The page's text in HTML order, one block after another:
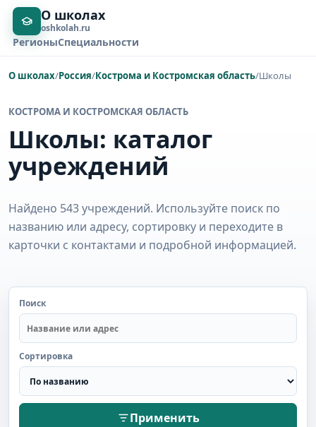
О школах
oshkolah.ru
РегионыСпециальности
О школах/Россия/Кострома и Костромская область/Школы
КОСТРОМА И КОСТРОМСКАЯ ОБЛАСТЬ
Школы: каталог
учреждений
Найдено 543 учреждений. Используйте поиск по
названию или адресу, сортировку и переходите в
карточки с контактами и подробной информацией.
Поиск
Сортировка
Применить